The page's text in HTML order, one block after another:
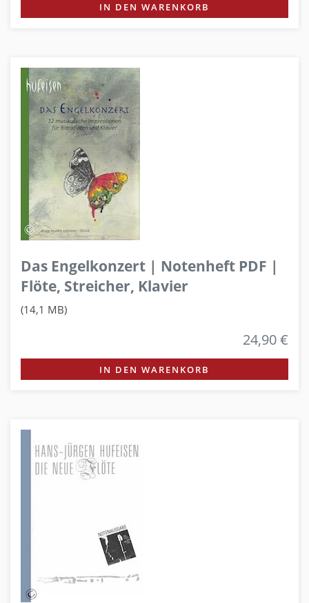
IN DEN WARENKORB
Das Engelkonzert | Notenheft PDF |
Flöte, Streicher, Klavier
(14,1 MB)
24,90 €
IN DEN WARENKORB